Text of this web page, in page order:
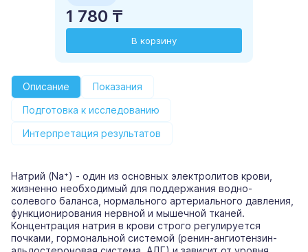
1 780 ₸
В корзину
Описание
Показания
Подготовка к исследованию
Интерпретация результатов
Натрий (Na⁺) - один из основных электролитов крови,
жизненно необходимый для поддержания водно-
солевого баланса, нормального артериального давления,
функционирования нервной и мышечной тканей.
Концентрация натрия в крови строго регулируется
почками, гормональной системой (ренин-ангиотензин-